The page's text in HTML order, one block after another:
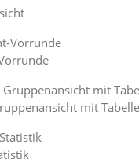
mit Tabelle